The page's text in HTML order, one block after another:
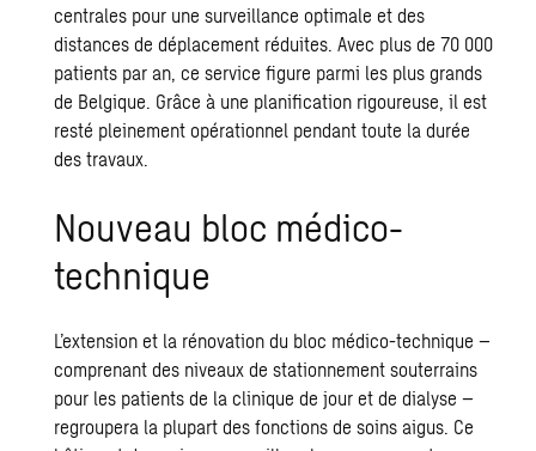
centrales pour une surveillance optimale et des
distances de déplacement réduites. Avec plus de 70 000
patients par an, ce service figure parmi les plus grands
de Belgique. Grâce à une planification rigoureuse, il est
resté pleinement opérationnel pendant toute la durée
des travaux.
Nouveau bloc médico-
technique
L’extension et la rénovation du bloc médico-technique –
comprenant des niveaux de stationnement souterrains
pour les patients de la clinique de jour et de dialyse –
regroupera la plupart des fonctions de soins aigus. Ce